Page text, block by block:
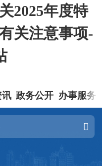
2025年度特
关注意事项-
讯 政务公开 办事服务